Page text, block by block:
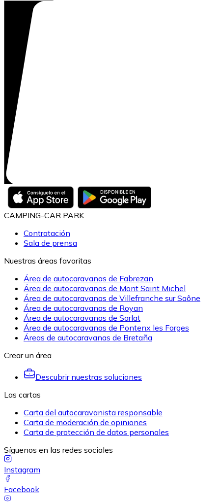
CAMPING-CAR PARK
Contratación
Sala de prensa
Nuestras áreas favoritas
Área de autocaravanas de Fabrezan
Área de autocaravanas de Mont Saint Michel
Área de autocaravanas de Villefranche sur Saône
Área de autocaravanas de Royan
Área de autocaravanas de Sarlat
Área de autocaravanas de Pontenx les Forges
Áreas de autocaravanas de Bretaña
Crear un área
Descubrir nuestras soluciones
Las cartas
Carta del autocaravanista responsable
Carta de moderación de opiniones
Carta de protección de datos personales
Síguenos en las redes sociales
Instagram
Facebook